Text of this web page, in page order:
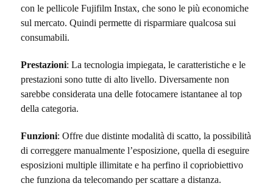
con le pellicole Fujifilm Instax, che sono le più economiche
sul mercato. Quindi permette di risparmiare qualcosa sui
consumabili.
Prestazioni: La tecnologia impiegata, le caratteristiche e le
prestazioni sono tutte di alto livello. Diversamente non
sarebbe considerata una delle fotocamere istantanee al top
della categoria.
Funzioni: Offre due distinte modalità di scatto, la possibilità
di correggere manualmente l’esposizione, quella di eseguire
esposizioni multiple illimitate e ha perfino il copriobiettivo
che funziona da telecomando per scattare a distanza.